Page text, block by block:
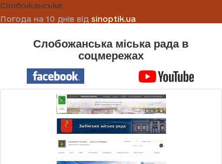
Слобожанське
Погода на 10 днів від sinoptik.ua
Слобожанська міська рада в
соцмережах